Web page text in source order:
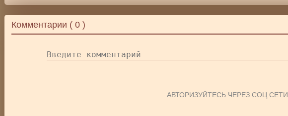
Комментарии ( 0)
АВТОРИЗУЙТЕСЬ ЧЕРЕЗ СОЦ.СЕТИ